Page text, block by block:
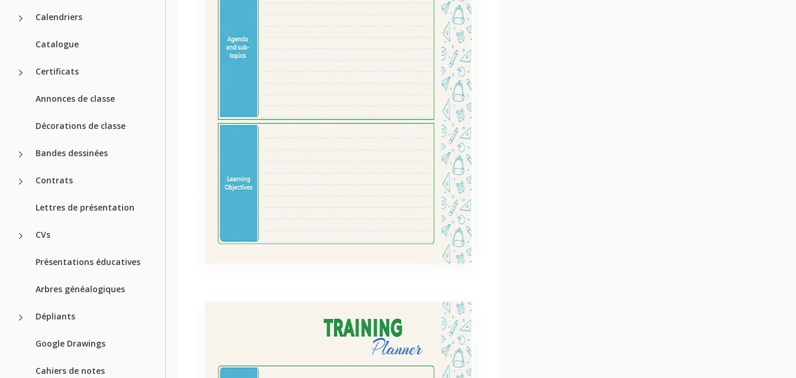
Calendriers
Catalogue
Certificats
Annonces de classe
Décorations de classe
Bandes dessinées
Contrats
Lettres de présentation
CVs
Présentations éducatives
Arbres généalogiques
Dépliants
Google Drawings
Cahiers de notes